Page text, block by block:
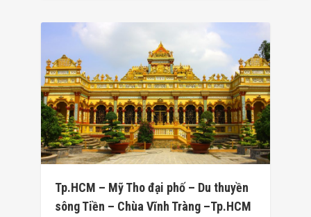
Tp.HCM – Mỹ Tho đại phố – Du thuyền
sông Tiền – Chùa Vĩnh Tràng –Tp.HCM